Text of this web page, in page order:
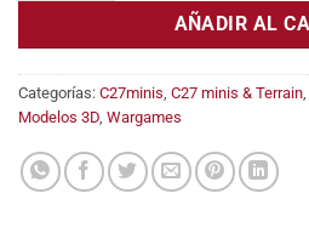
AÑADIR AL
Categorías: C27minis C27 minis & Terrain
Modelos 3D Wargames